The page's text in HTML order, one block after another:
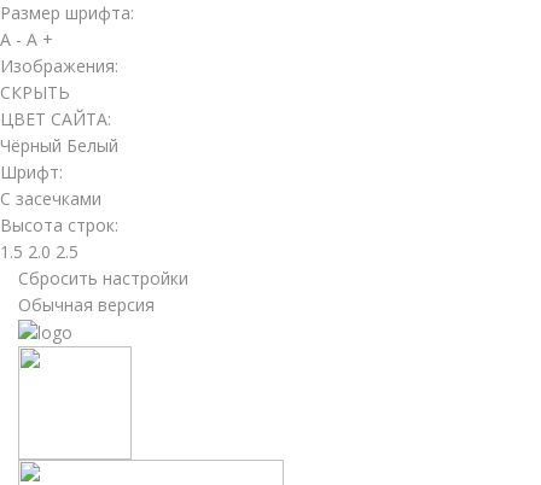
Размер шрифта:
A - A +
Изображения:
СКРЫТЬ
ЦВЕТ САЙТА:
Чёрный Белый
Шрифт:
С засечками
Высота строк:
1.5 2.0 2.5
Сбросить настройки
Обычная версия